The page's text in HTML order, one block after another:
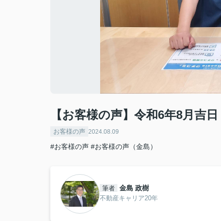
【お客様の声】令和6年8月吉
お客様の声 2024.08.09
#お客様の声 #お客様の声（金島）
筆者 金島 政樹
不動産キャリア20年